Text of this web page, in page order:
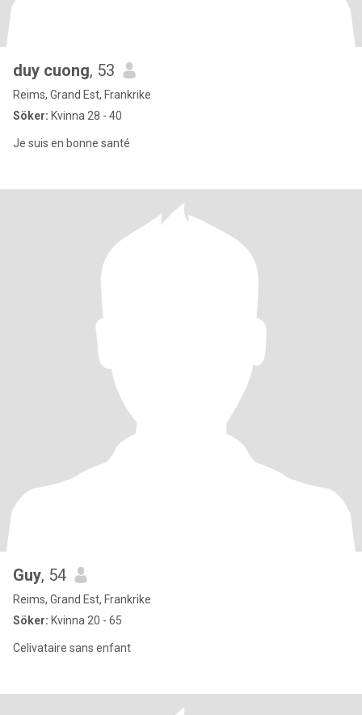
duy cuong, 53
Reims, Grand Est, Frankrike
Söker: Kvinna 28 - 40
Je suis en bonne santé
Guy, 54
Reims, Grand Est, Frankrike
Söker: Kvinna 20 - 65
Celivataire sans enfant